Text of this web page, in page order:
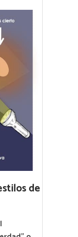
de